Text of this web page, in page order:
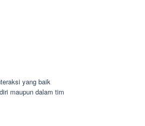
yang baik
maupun dalam tim